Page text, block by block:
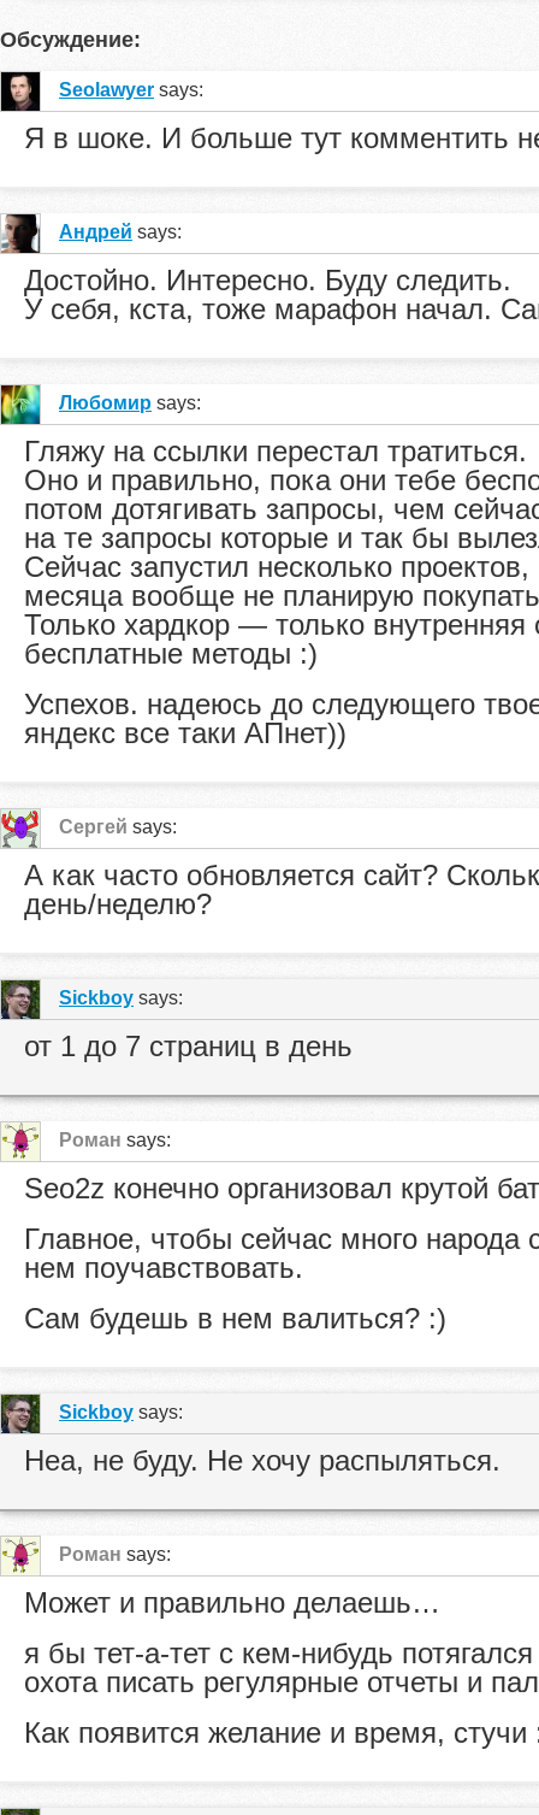
Обсуждение:
Seolawyer says:
Я в шоке. И больше тут комментить
Андрей says:
Достойно. Интересно. Буду следить.
У себя, кста, тоже марафон начал.
Любомир says:
Гляжу на ссылки перестал тратиться.
Оно и правильно, пока они тебе
потом дотягивать запросы, чем
на те запросы которые и так бы
Сейчас запустил несколько
месяца вообще не планирую
Только хардкор — только внутренняя
бесплатные методы :)
Успехов. надеюсь до следующего
яндекс все таки АПнет))
Сергей says:
А как часто обновляется сайт?
день/неделю?
Sickboy says:
от 1 до 7 страниц в день
Роман says:
Seo2z конечно организовал крутой
Главное, чтобы сейчас много народа
нем поучавствовать.
Сам будешь в нем валиться? :)
Sickboy says:
Неа, не буду. Не хочу распыляться.
Роман says:
Может и правильно делаешь…
я бы тет-а-тет с кем-нибудь
охота писать регулярные отчеты и
Как появится желание и время, стучи